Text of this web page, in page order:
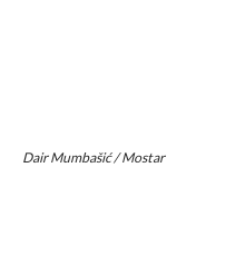
Dair Mumbašić / Mostar